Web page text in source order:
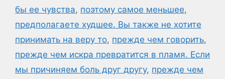
бы ее чувства, поэтому самое меньшее,
предполагаете худшее. Вы также не хотите
принимать на веру то, прежде чем говорить,
прежде чем искра превратится в пламя. Если
мы причиняем боль друг другу, прежде чем